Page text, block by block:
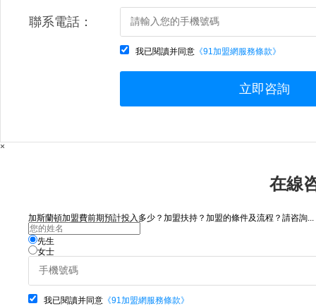
聯系電話：
我已閱讀并同意 《91加盟網服務條款》
立即咨詢
×
在線
加斯蘭頓加盟費前期預計投入多少？加盟扶持？加盟的條件及流程？請咨詢...
先生
女士
我已閱讀并同意 《91加盟網服務條款》